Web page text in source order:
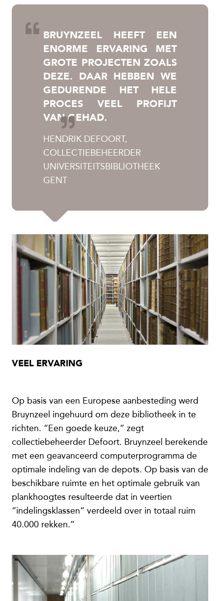
BRUYNZEEL HEEFT EEN
ENORME ERVARING MET
GROTE PROJECTEN ZOALS
DEZE. DAAR HEBBEN WE
GEDURENDE HET HELE
PROCES VEEL PROFIJT
VAN GEHAD.
HENDRIK DEFOORT,
COLLECTIEBEHEERDER
UNIVERSITEITSBIBLIOTHEEK
GENT
VEEL ERVARING
Op basis van een Europese aanbesteding werd
Bruynzeel ingehuurd om deze bibliotheek in te
richten. “Een goede keuze,” zegt
collectiebeheerder Defoort. Bruynzeel berekende
met een geavanceerd computerprogramma de
optimale indeling van de depots. Op basis van de
beschikbare ruimte en het optimale gebruik van
plankhoogtes resulteerde dat in veertien
“indelingsklassen” verdeeld over in totaal ruim
40.000 rekken.”